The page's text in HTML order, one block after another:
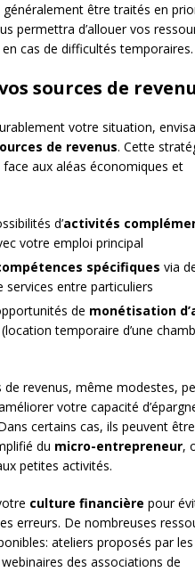
être traités en
permettra d’allouer vos
cas de difficultés temporaires.
sources de
votre situation,
de revenus. Cette
aux aléas économiques et
d’activités
votre emploi principal
spécifiques via
services entre particuliers
de monétisation
(location temporaire d’une
de revenus, même modestes,
votre capacité
certains cas, ils peuvent
du micro-entrepreneur,
petites activités.
culture financière pour
erreurs. De nombreuses
ateliers proposés par les
des associations de